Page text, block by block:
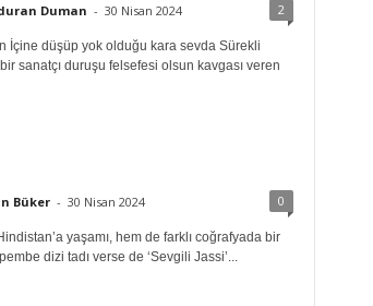
Duman - 30 Nisan 2024 2
İçine düşüp yok olduğu kara sevda Sürekli
sanatçı duruşu felsefesi olsun kavgası veren
Büker - 30 Nisan 2024 0
yaşamı, hem de farklı coğrafyada bir
dizi tadı verse de ‘Sevgili Jassi’...